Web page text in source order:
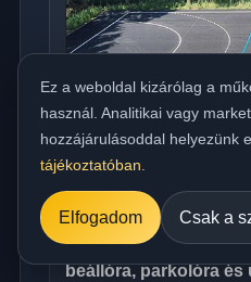
Országos meleg
beállóra, parkolóra és
Ez a weboldal kizárólag a
használ. Analitikai vagy
hozzájárulásoddal helyezünk
tájékoztatóban
Elfogadom Csak a